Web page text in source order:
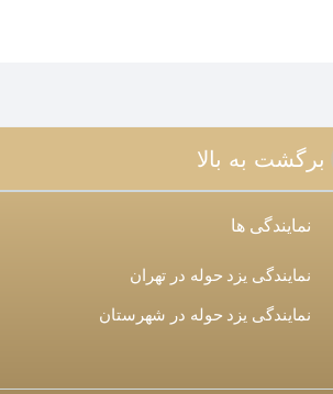
برگشت به بالا
نمایندگی ها
نمایندگی یزد حوله در تهران
نمایندگی یزد حوله در شهرستان